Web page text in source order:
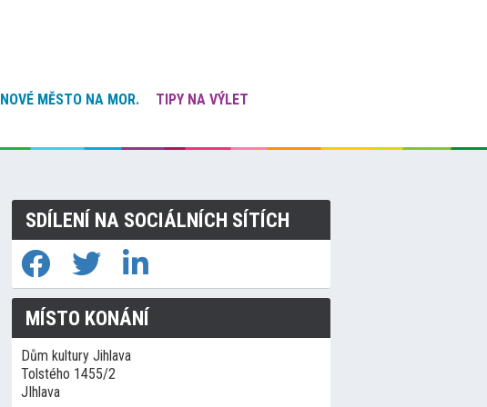
NOVÉ MĚSTO NA MOR.
TIPY NA VÝLET
SDÍLENÍ NA SOCIÁLNÍCH SÍTÍCH
MÍSTO KONÁNÍ
Dům kultury Jihlava
Tolstého 1455/2
JIhlava